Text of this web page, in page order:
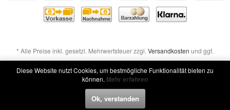
* Alle Preise inkl. gesetzl. Mehrwertsteuer zzgl. Versandkosten und ggf.
Nachnahmegebühren, wenn nicht anders beschrieben
Widerruf erklären
Diese Website nutzt Cookies, um bestmögliche Funktionalität bieten zu
können. Mehr erfahren
Ok, verstanden